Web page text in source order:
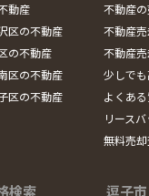
動産
区の不動産
の不動産
区の不動産
区の不動産
不動産
不動産
不動産
少しで
よくあ
リース
無料売
検索 逗子